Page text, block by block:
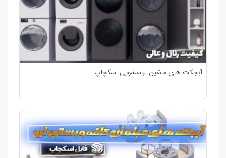
آبجکت های ماشین لباسشویی اسکچاپ